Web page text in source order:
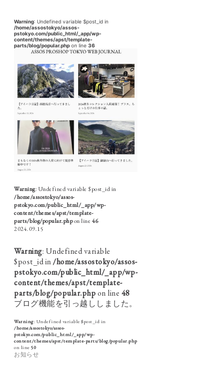
Warning: Undefined variable $post_id in
/home/assostokyo/assos-
pstokyo.com/public_html/_app/wp-
content/themes/apst/template-
parts/blog/popular.php on line 36
Warning: Undefined variable $post_id in
/home/assostokyo/assos-
pstokyo.com/public_html/_app/wp-
content/themes/apst/template-
parts/blog/popular.phpon line 46
2024.09.15
Warning: Undefined variable
$post_id in/home/assostokyo/assos-
pstokyo.com/public_html/_app/wp-
content/themes/apst/template-
parts/blog/popular.phpon line 48
ブログ機能を引っ越ししました。
Warning: Undefined variable $post_id in
/home/assostokyo/assos-
pstokyo.com/public_html/_app/wp-
content/themes/apst/template-parts/blog/popular.php
on line 50
お知らせ